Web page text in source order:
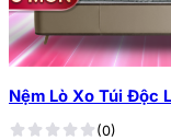
Nệm Lò Xo Túi Độc
(0)